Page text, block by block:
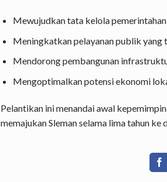
Mewujudkan tata kelola
Meningkatkan pelayanan publik yang
Mendorong pembangunan
Mengoptimalkan potensi ekonomi
Pelantikan ini menandai awal
memajukan Sleman selama lima tahun ke